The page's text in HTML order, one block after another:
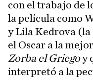
con el trabajo de
la película como
y Lila Kedrova (la
el Oscar a la
Zorba el Griegoy
interpretó a la